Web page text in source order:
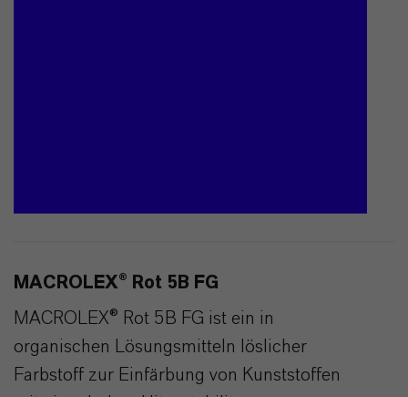
MACROLEX® Rot 5B FG
MACROLEX® Rot 5B FG ist ein in
organischen Lösungsmitteln löslicher
Farbstoff zur Einfärbung von Kunststoffen